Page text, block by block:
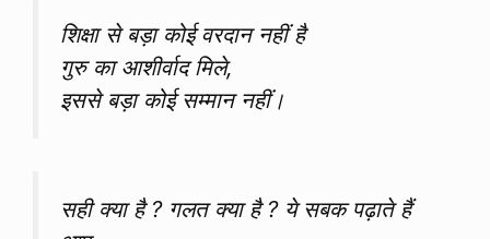
शिक्षा से बड़ा कोई वरदान नहीं है
गुरु का आशीर्वाद मिले,
इससे बड़ा कोई सम्मान नहीं।
सही क्या है ? गलत क्या है ? ये सबक पढ़ाते हैं